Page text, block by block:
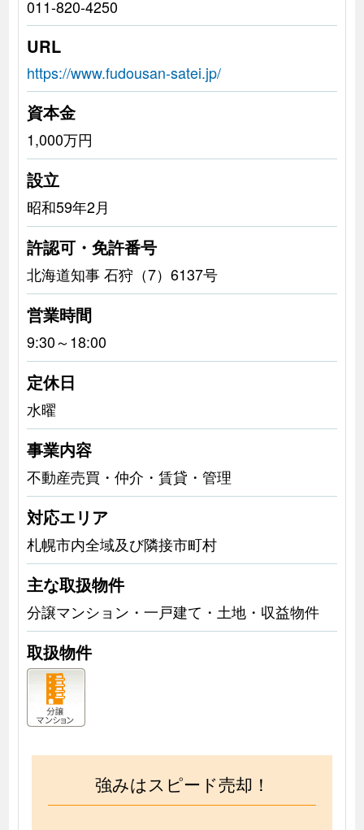
011-820-4250
URL
https://www.fudousan-satei.jp/
資本金
1,000万円
設立
昭和59年2月
許認可・免許番号
北海道知事 石狩（7）6137号
営業時間
9:30～18:00
定休日
水曜
事業内容
不動産売買・仲介・賃貸・管理
対応エリア
札幌市内全域及び隣接市町村
主な取扱物件
分譲マンション・一戸建て・土地・収益物件
取扱物件
強みはスピード売却！